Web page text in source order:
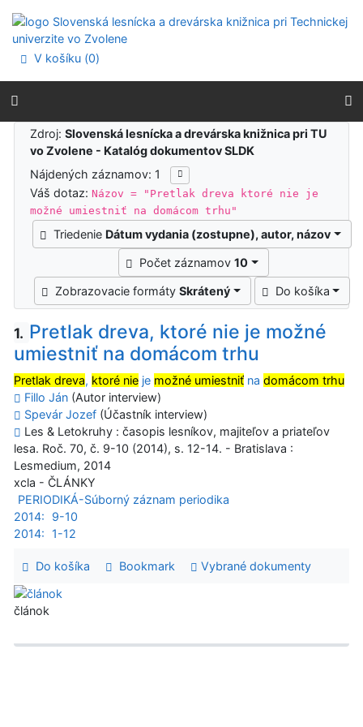
Prejsť na menu
Prehlásenie o webovej prístupnosti
V košíku (0)
Výsledky vyhľadávania
Zdroj:Slovenská lesnícka a drevárska knižnica pri TU
vo Zvolene - Katalóg dokumentov SLDK
Nájdených záznamov: 1
Váš dotaz:Názov = "Pretlak dreva ktoré nie je
možné umiestniť na domácom trhu"
Triedenie Dátum vydania (zostupne), autor, názov
Počet záznamov10
Zobrazovacie formátySkrátený Do košíka
1. Pretlak dreva, ktoré nie je možné
umiestniť na domácom trhu
Pretlak dreva, ktoré nie je možné umiestniť na domácom trhu
Fillo Ján (Autor interview)
Spevár Jozef (Účastník interview)
Les & Letokruhy : časopis lesníkov, majiteľov a priateľov
lesa. Roč. 70, č. 9-10 (2014), s. 12-14. - Bratislava :
Lesmedium, 2014
xcla - ČLÁNKY
PERIODIKÁ-Súborný záznam periodika
2014:
9-10
2014:
1-12
Do košíka Bookmark Vybrané dokumenty
článok